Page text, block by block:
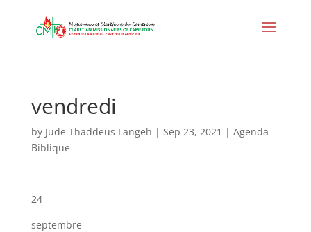
vendredi
by Jude Thaddeus Langeh | Sep 23, 2021 | Agenda
Biblique
24
septembre